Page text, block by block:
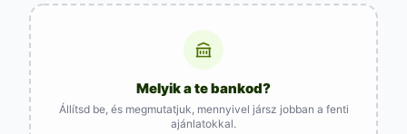
Melyik a te bankod?
Állítsd be, és megmutatjuk, mennyivel jársz jobban a fenti
ajánlatokkal.